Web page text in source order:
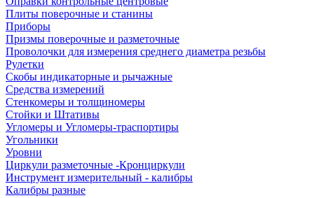
Плиты поверочные и станины
Приборы
Призмы поверочные и разметочные
Проволочки для измерения среднего диаметра резьбы
Рулетки
Скобы индикаторные и рычажные
Средства измерений
Стенкомеры и толщиномеры
Стойки и Штативы
Угломеры и Угломеры-траспортиры
Угольники
Уровни
Циркули разметочные -Кронциркули
Инструмент измерительный - калибры
Калибры разные